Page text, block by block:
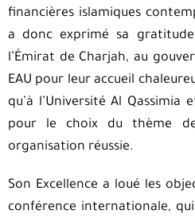
financières islamiques
a donc exprimé sa
l’Émirat de Charjah, au
EAU pour leur accueil
qu’à l’Université Al Qassimia
pour le choix du thème
organisation réussie.
Son Excellence a loué les
conférence internationale,